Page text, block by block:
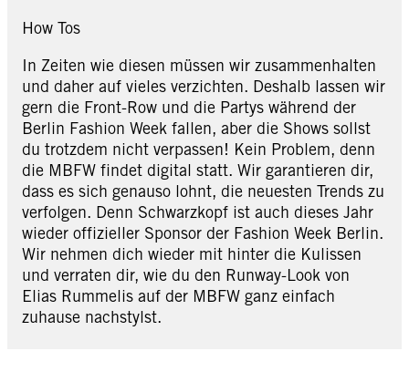
How Tos
In Zeiten wie diesen müssen wir zusammenhalten
und daher auf vieles verzichten. Deshalb lassen wir
gern die Front-Row und die Partys während der
Berlin Fashion Week fallen, aber die Shows sollst
du trotzdem nicht verpassen! Kein Problem, denn
die MBFW findet digital statt. Wir garantieren dir,
dass es sich genauso lohnt, die neuesten Trends zu
verfolgen. Denn Schwarzkopf ist auch dieses Jahr
wieder offizieller Sponsor der Fashion Week Berlin.
Wir nehmen dich wieder mit hinter die Kulissen
und verraten dir, wie du den Runway-Look von
Elias Rummelis auf der MBFW ganz einfach
zuhause nachstylst.